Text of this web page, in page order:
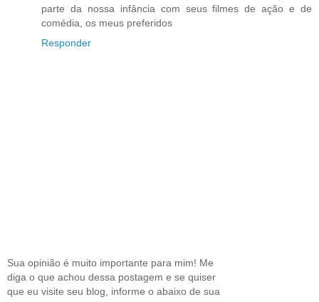
parte da nossa infância com seus filmes de ação e de
comédia, os meus preferidos
Responder
Sua opinião é muito importante para mim! Me
diga o que achou dessa postagem e se quiser
que eu visite seu blog, informe o abaixo de sua